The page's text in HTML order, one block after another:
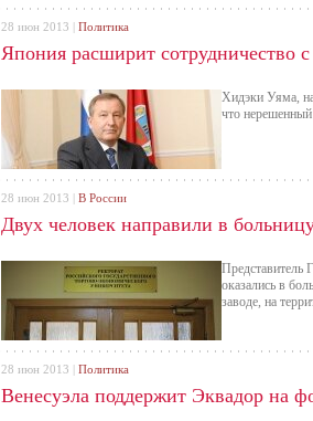
Япония расширит сотрудничество
Хидэки Уяма,
что
28 июн 2013 | Политика
Двух человек направили в
Представитель
оказались в
заводе, на
28 июн 2013 | В России
Венесуэла поддержит Эквадор на
28 июн 2013 | Политика